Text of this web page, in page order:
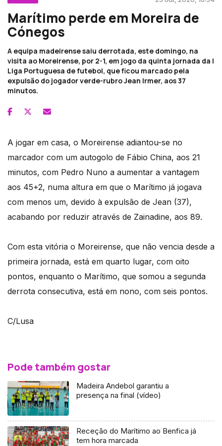
Marítimo perde em Moreira de
Cónegos
A equipa madeirense saiu derrotada, este domingo, na
visita ao Moreirense, por 2-1, em jogo da quinta jornada da I
Liga Portuguesa de futebol, que ficou marcado pela
expulsão do jogador verde-rubro Jean Irmer, aos 37
minutos.
A jogar em casa, o Moreirense adiantou-se no
marcador com um autogolo de Fábio China, aos 21
minutos, com Pedro Nuno a aumentar a vantagem
aos 45+2, numa altura em que o Marítimo já jogava
com menos um, devido à expulsão de Jean (37),
acabando por reduzir através de Zainadine, aos 89.
Com esta vitória o Moreirense, que não vencia desde a
primeira jornada, está em quarto lugar, com oito
pontos, enquanto o Marítimo, que somou a segunda
derrota consecutiva, está em nono, com seis pontos.
C/Lusa
Pode também gostar
Madeira Andebol garantiu a
presença na final (vídeo)
Receção do Marítimo ao Benfica já
tem hora marcada